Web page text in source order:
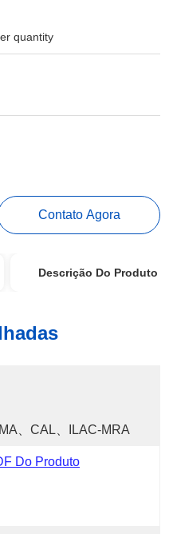
quantity
Contato Agora
Descrição Do Produto
、CAL、ILAC-MRA
Do Produto